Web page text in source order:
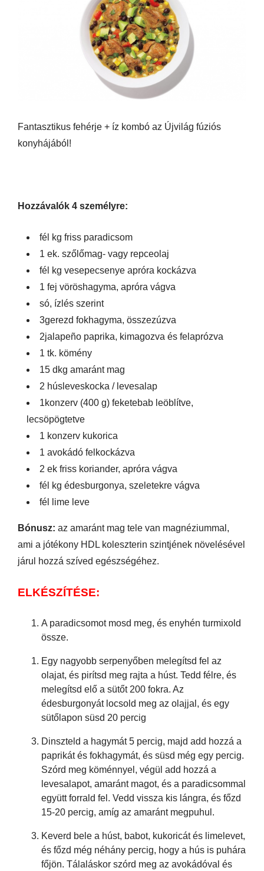
Fantasztikus fehérje + íz kombó az Újvilág fúziós
konyhájából!
Hozzávalók 4 személyre:
fél kg friss paradicsom
1 ek. szőlőmag- vagy repceolaj
fél kg vesepecsenye apróra kockázva
1 fej vöröshagyma, apróra vágva
só, ízlés szerint
3gerezd fokhagyma, összezúzva
2jalapeño paprika, kimagozva és felaprózva
1 tk. kömény
15 dkg amaránt mag
2 húsleveskocka / levesalap
1konzerv (400 g) feketebab leöblítve,
lecsöpögtetve
1 konzerv kukorica
1 avokádó felkockázva
2 ek friss koriander, apróra vágva
fél kg édesburgonya, szeletekre vágva
fél lime leve
Bónusz: az amaránt mag tele van magnéziummal,
ami a jótékony HDL koleszterin szintjének növelésével
járul hozzá szíved egészségéhez.
ELKÉSZÍTÉSE:
A paradicsomot mosd meg, és enyhén turmixold
össze.
Egy nagyobb serpenyőben melegítsd fel az
olajat, és pirítsd meg rajta a húst. Tedd félre, és
melegítsd elő a sütőt 200 fokra. Az
édesburgonyát locsold meg az olajjal, és egy
sütőlapon süsd 20 percig
Dinszteld a hagymát 5 percig, majd add hozzá a
paprikát és fokhagymát, és süsd még egy percig.
Szórd meg köménnyel, végül add hozzá a
levesalapot, amaránt magot, és a paradicsommal
együtt forrald fel. Vedd vissza kis lángra, és főzd
15-20 percig, amíg az amaránt megpuhul.
Keverd bele a húst, babot, kukoricát és limelevet,
és főzd még néhány percig, hogy a hús is puhára
főjön. Tálaláskor szórd meg az avokádóval és